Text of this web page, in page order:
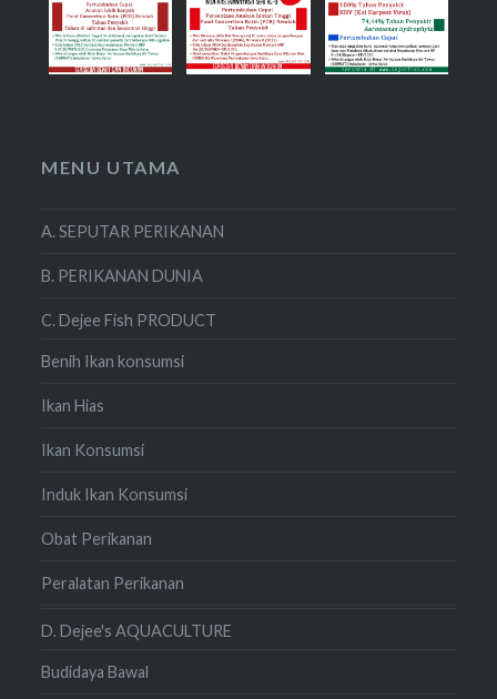
MENU UTAMA
A. SEPUTAR PERIKANAN
B. PERIKANAN DUNIA
C. Dejee Fish PRODUCT
Benih Ikan konsumsi
Ikan Hias
Ikan Konsumsi
Induk Ikan Konsumsi
Obat Perikanan
Peralatan Perikanan
D. Dejee's AQUACULTURE
Budidaya Bawal